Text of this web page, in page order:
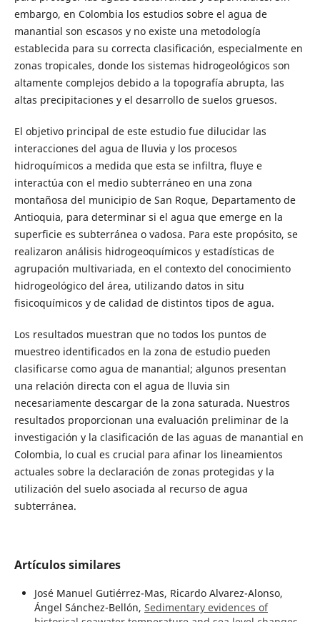
embargo, en Colombia los estudios sobre el agua de
manantial son escasos y no existe una metodología
establecida para su correcta clasificación, especialmente en
zonas tropicales, donde los sistemas hidrogeológicos son
altamente complejos debido a la topografía abrupta, las
altas precipitaciones y el desarrollo de suelos gruesos.
El objetivo principal de este estudio fue dilucidar las
interacciones del agua de lluvia y los procesos
hidroquímicos a medida que esta se infiltra, fluye e
interactúa con el medio subterráneo en una zona
montañosa del municipio de San Roque, Departamento de
Antioquia, para determinar si el agua que emerge en la
superficie es subterránea o vadosa. Para este propósito, se
realizaron análisis hidrogeoquímicos y estadísticas de
agrupación multivariada, en el contexto del conocimiento
hidrogeológico del área, utilizando datos in situ
fisicoquímicos y de calidad de distintos tipos de agua.
Los resultados muestran que no todos los puntos de
muestreo identificados en la zona de estudio pueden
clasificarse como agua de manantial; algunos presentan
una relación directa con el agua de lluvia sin
necesariamente descargar de la zona saturada. Nuestros
resultados proporcionan una evaluación preliminar de la
investigación y la clasificación de las aguas de manantial en
Colombia, lo cual es crucial para afinar los lineamientos
actuales sobre la declaración de zonas protegidas y la
utilización del suelo asociada al recurso de agua
subterránea.
Artículos similares
José Manuel Gutiérrez-Mas, Ricardo Alvarez-Alonso,
Ángel Sánchez-Bellón, Sedimentary evidences of